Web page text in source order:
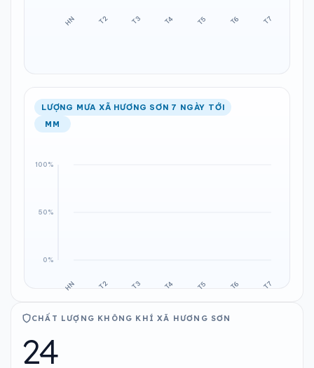
LƯỢNG MƯA XÃ HƯƠNG SƠN 7 NGÀY TỚI
MM
CHẤT LƯỢNG KHÔNG KHÍ XÃ HƯƠNG SƠN
24